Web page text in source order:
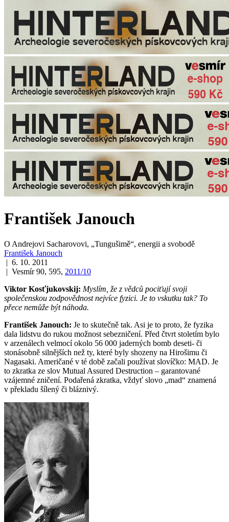
František Janouch
O Andrejovi Sacharovovi, „Tungušimě“, energii a svobodě
František Janouch
| 6. 10. 2011
| Vesmír 90, 595, 2011/10
Viktor Kosťjukovskij: Myslím, že z vědců pociťují svoji
společenskou zodpovědnost nejvíce fyzici. Je to vskutku tak? To
přece nemůže být náhoda.
František Janouch: Je to skutečně tak. Asi je to proto, že fyzika
dala lidstvu do rukou možnost sebezničení. Před čtvrt stoletím bylo
v arzenálech velmocí okolo 56 000 jaderných bomb deseti- či
stonásobně silnějších než ty, které byly shozeny na Hirošimu či
Nagasaki. Američané v té době začali používat slovíčko: MAD. Je
to zkratka ze slov Mutual Assured Destruction – garantované
vzájemné zničení. Podařená zkratka, vždyť slovo „mad“ znamená
v překladu šílený či bláznivý.